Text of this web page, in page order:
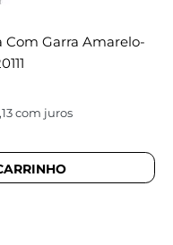
Garra Amarelo-
com juros